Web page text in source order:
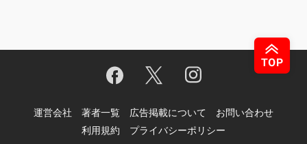
運営会社 著者一覧 広告掲載について
お問い合わせ
利用規約
プライバシーポリシー